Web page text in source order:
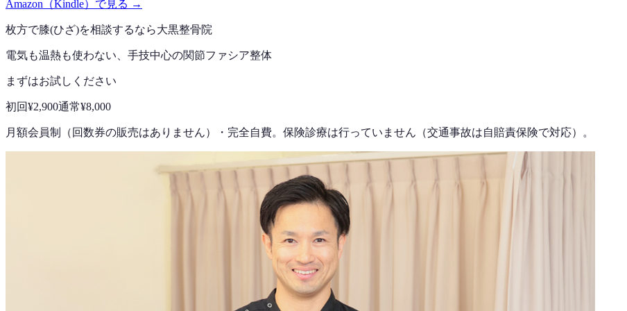
Amazon（Kindle）で見る →
枚方で膝(ひざ)を相談するなら大黒整骨院
電気も温熱も使わない、手技中心の関節ファシア整体
まずはお試しください
初回¥2,900通常¥8,000
月額会員制（回数券の販売はありません） ・ 完全自費。保険診療は行っていません（交通事故は自賠責保険で対応）。